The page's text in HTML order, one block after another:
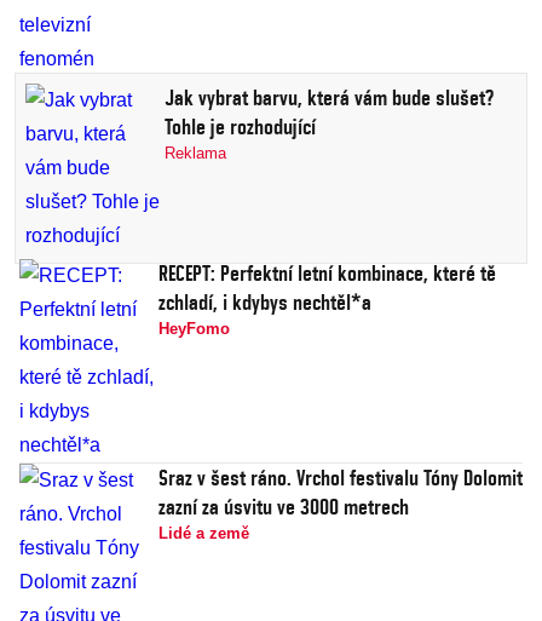
Jak vybrat barvu, která vám bude slušet?
Tohle je rozhodující
Reklama
RECEPT: Perfektní letní kombinace, které tě
zchladí, i kdybys nechtěl*a
HeyFomo
Sraz v šest ráno. Vrchol festivalu Tóny Dolomit
zazní za úsvitu ve 3000 metrech
Lidé a země